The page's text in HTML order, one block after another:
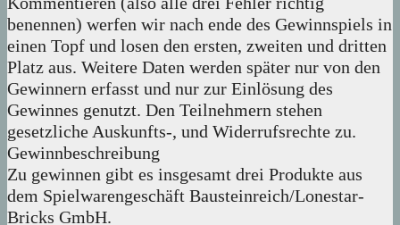
benennen) werfen wir nach ende des Gewinnspiels in
einen Topf und losen den ersten, zweiten und dritten
Platz aus. Weitere Daten werden später nur von den
Gewinnern erfasst und nur zur Einlösung des
Gewinnes genutzt. Den Teilnehmern stehen
gesetzliche Auskunfts-, und Widerrufsrechte zu.
Gewinnbeschreibung
Zu gewinnen gibt es insgesamt drei Produkte aus
dem Spielwarengeschäft Bausteinreich/Lonestar-
Bricks GmbH.